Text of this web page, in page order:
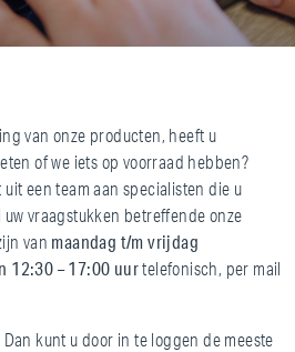
van onze producten, heeft u
of we iets op voorraad hebben?
een team aan specialisten die u
vraagstukken betreffende onze
van maandag t/m vrijdag
12:30 – 17:00 uurtelefonisch, per mail
kunt u door in te loggen de meeste